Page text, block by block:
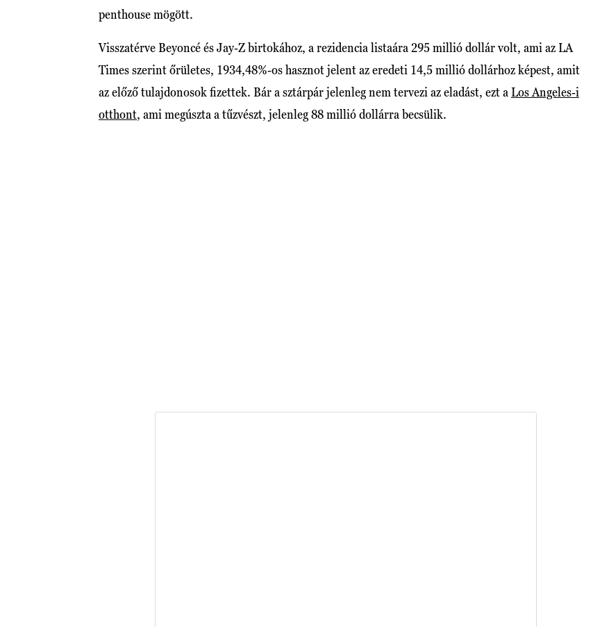
penthouse mögött.
Visszatérve Beyoncé és Jay-Z birtokához, a rezidencia listaára 295 millió dollár volt, ami az LA
Times szerint őrületes, 1934,48%-os hasznot jelent az eredeti 14,5 millió dollárhoz képest, amit
az előző tulajdonosok fizettek. Bár a sztárpár jelenleg nem tervezi az eladást, ezt a Los Angeles-i
otthont, ami megúszta a tűzvészt, jelenleg 88 millió dollárra becsülik.